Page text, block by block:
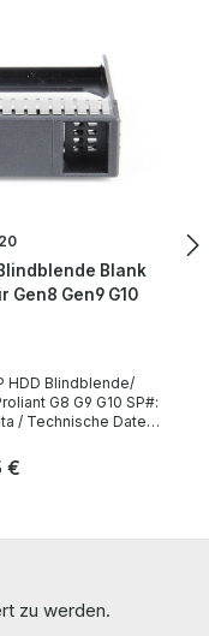
Blank
Gen8 Gen9 G10
G8 G9 G10 SP#:
can be found on
Preis:
€
zu werden.